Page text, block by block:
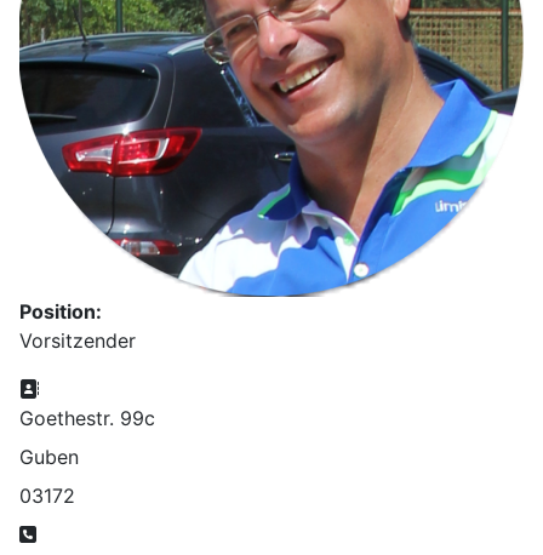
Position:
Vorsitzender
Adresse:
Goethestr. 99c
Guben
03172
Telefon: